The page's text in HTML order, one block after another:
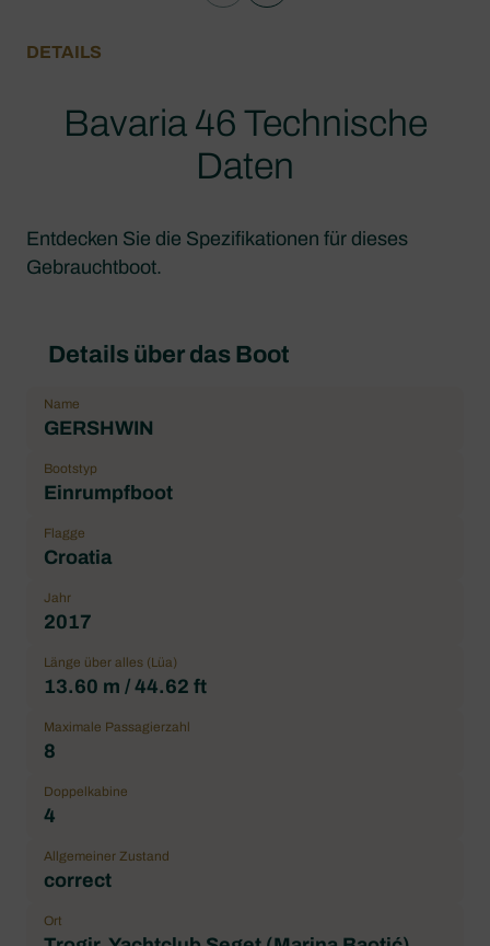
DETAILS
Bavaria 46 Technische
Daten
Entdecken Sie die Spezifikationen für dieses
Gebrauchtboot.
Details über das Boot
Name
GERSHWIN
Bootstyp
Einrumpfboot
Flagge
Croatia
Jahr
2017
Länge über alles (Lüa)
13.60 m / 44.62 ft
Maximale Passagierzahl
8
Doppelkabine
4
Allgemeiner Zustand
correct
Ort